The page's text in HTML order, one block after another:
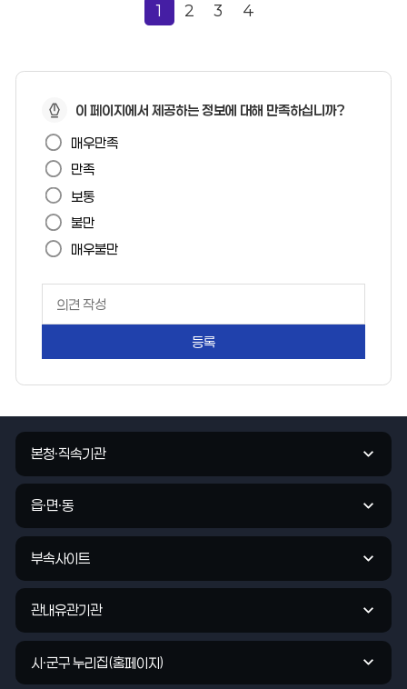
1 2 3 4
페
이
지
만
족
도
이 페이지에서 제공하는 정보에 대해 만족하십니까?
매우만족
만족
보통
불만
매우불만
평
가
입
력
관
기
바
가
기
본청·직속기관
읍·면·동
부속사이트
관내유관기관
시·군구 누리집(홈페이지)